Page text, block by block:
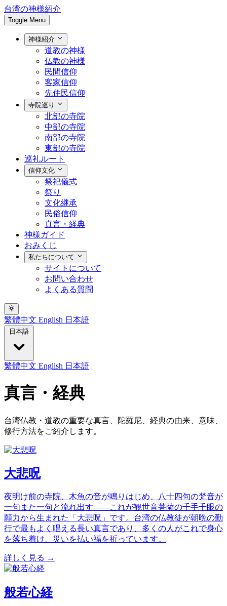
台湾の神様紹介
Toggle Menu
神様紹介
道教の神様
仏教の神様
民間信仰
客家信仰
先住民信仰
寺院巡り
北部の寺院
中部の寺院
南部の寺院
東部の寺院
巡礼ルート
信仰文化
祭祀儀式
祭り
文化継承
民俗信仰
真言・経典
神様ガイド
おみくじ
私たちについて
サイトについて
お問い合わせ
よくある質問
繁體中文 English 日本語
日本語
繁體中文 English 日本語
真言・経典
台湾仏教・道教の重要な真言、陀羅尼、経典の由来、意味、
修行方法をご紹介します。
大悲呪
夜明け前の寺院、木魚の音が鳴りはじめ、八十四句の梵音が
一句また一句と流れ出す——これが観世音菩薩の千手千眼の
願力から生まれた「大悲呪」です。台湾の仏教徒が朝晩の勤
行で最もよく唱える長い真言であり、多くの人がこれで身心
を落ち着け、災いを払い福を祈っています。
詳しく見る →
般若心経